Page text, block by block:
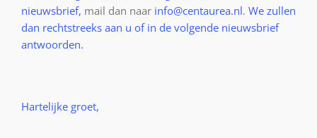
nieuwsbrief, mail dan naar info@centaurea.nl. We zullen
dan rechtstreeks aan u of in de volgende nieuwsbrief
antwoorden.
Hartelijke groet,